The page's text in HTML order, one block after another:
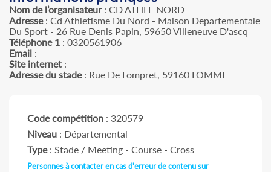
Nom de l’organisateur: CD ATHLE NORD
Adresse: Cd Athletisme Du Nord - Maison Departementale
Du Sport - 26 Rue Denis Papin, 59650 Villeneuve D'ascq
Téléphone 1 : 0320561906
Email : -
Site internet : -
Adresse du stade: Rue De Lompret, 59160 LOMME
Code compétition : 320579
Niveau : Départemental
Type: Stade / Meeting - Course - Cross
Personnes à contacter en cas d'erreur de contenu sur